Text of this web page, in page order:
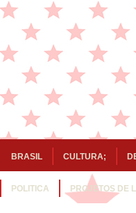
BRASIL CULTURA;
POLITICA PROJETOS DE